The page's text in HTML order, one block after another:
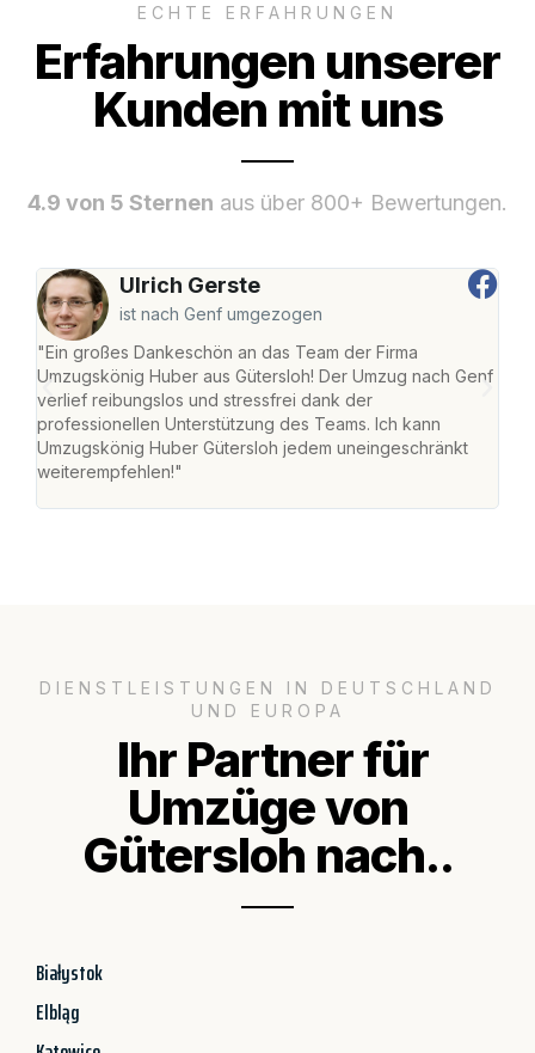
ECHTE ERFAHRUNGEN
Erfahrungen unserer
Kunden mit uns
4.9 von 5 Sternen aus über 800+ Bewertungen.
Ulrich Gerste
ist nach Genf umgezogen
"Ein großes Dankeschön an das Team der Firma
Umzugskönig Huber aus Gütersloh! Der Umzug nach Genf
verlief reibungslos und stressfrei dank der
professionellen Unterstützung des Teams. Ich kann
Umzugskönig Huber Gütersloh jedem uneingeschränkt
weiterempfehlen!"
DIENSTLEISTUNGEN IN DEUTSCHLAND
UND EUROPA
Ihr Partner für
Umzüge von
Gütersloh nach..
Białystok
Elbląg